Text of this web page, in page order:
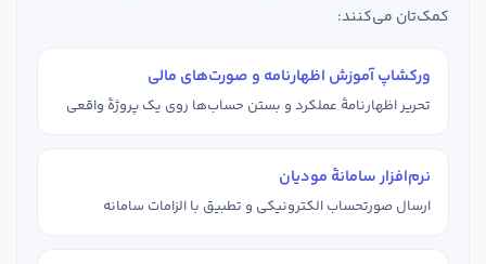
کمک‌تان می‌کنند:
ورکشاپ آموزش اظهارنامه و صورت‌های مالی
تحریر اظهارنامهٔ عملکرد و بستن حساب‌ها روی یک پروژهٔ واقعی
نرم‌افزار سامانهٔ مودیان
ارسال صورتحساب الکترونیکی و تطبیق با الزامات سامانه